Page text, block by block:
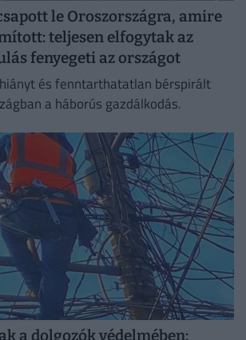
le Oroszországra, amire
teljesen elfogytak az
fenyegeti az országot
és fenntarthatatlan bérspirált
a háborús gazdálkodás.
a dolgozók védelmében: